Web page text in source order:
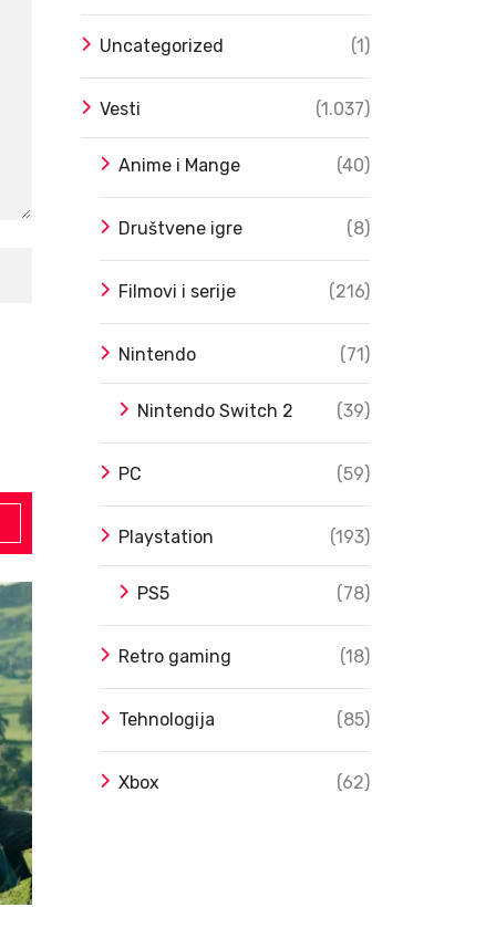
Uncategorized (1)
Vesti (1.037)
Anime i Mange (40)
Društvene igre (8)
Filmovi i serije (216)
Nintendo (71)
Nintendo Switch 2 (39)
PC (59)
Playstation (193)
PS5 (78)
Retro gaming (18)
Tehnologija (85)
Xbox (62)